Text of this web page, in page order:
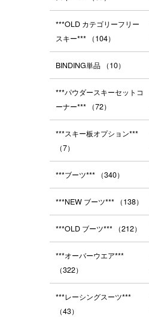
***OLD カテゴリーフリー
スキー*** （104）
BINDING単品 （10）
***パウダースキーセットコ
ーナー*** （72）
***スキー板オプション***
（7）
***ブーツ*** （340）
***NEW ブーツ*** （138）
***OLD ブーツ*** （212）
***オーバーウエア***
（322）
***レーシングスーツ***
（43）